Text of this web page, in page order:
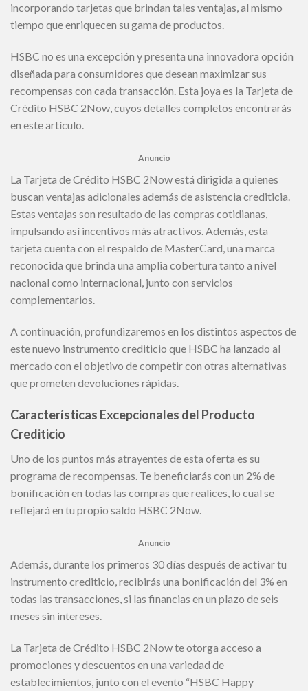
incorporando tarjetas que brindan tales ventajas, al mismo
tiempo que enriquecen su gama de productos.
HSBC no es una excepción y presenta una innovadora opción
diseñada para consumidores que desean maximizar sus
recompensas con cada transacción. Esta joya es la Tarjeta de
Crédito HSBC 2Now, cuyos detalles completos encontrarás
en este artículo.
Anuncio
La Tarjeta de Crédito HSBC 2Now está dirigida a quienes
buscan ventajas adicionales además de asistencia crediticia.
Estas ventajas son resultado de las compras cotidianas,
impulsando así incentivos más atractivos. Además, esta
tarjeta cuenta con el respaldo de MasterCard, una marca
reconocida que brinda una amplia cobertura tanto a nivel
nacional como internacional, junto con servicios
complementarios.
A continuación, profundizaremos en los distintos aspectos de
este nuevo instrumento crediticio que HSBC ha lanzado al
mercado con el objetivo de competir con otras alternativas
que prometen devoluciones rápidas.
Características Excepcionales del Producto
Crediticio
Uno de los puntos más atrayentes de esta oferta es su
programa de recompensas. Te beneficiarás con un 2% de
bonificación en todas las compras que realices, lo cual se
reflejará en tu propio saldo HSBC 2Now.
Anuncio
Además, durante los primeros 30 días después de activar tu
instrumento crediticio, recibirás una bonificación del 3% en
todas las transacciones, si las financias en un plazo de seis
meses sin intereses.
La Tarjeta de Crédito HSBC 2Now te otorga acceso a
promociones y descuentos en una variedad de
establecimientos, junto con el evento “HSBC Happy